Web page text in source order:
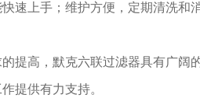
速上手；维护方便，定期清洗和
高，默克六联过滤器具有广阔
提供有力支持。